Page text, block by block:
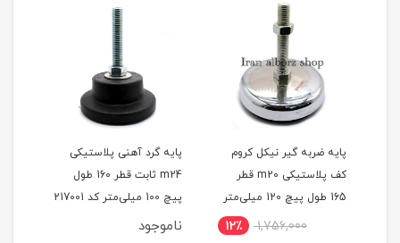
پایه ضربه گیر نیکل کروم
کف پلاستیکی m20 قطر
165 طول پیچ 120 میلی‌متر
1,756,000 12٪
پایه گرد آهنی پلاستیکی
m24 ثابت قطر 160 طول
پیچ 100 میلی‌متر کد 217001
ناموجود